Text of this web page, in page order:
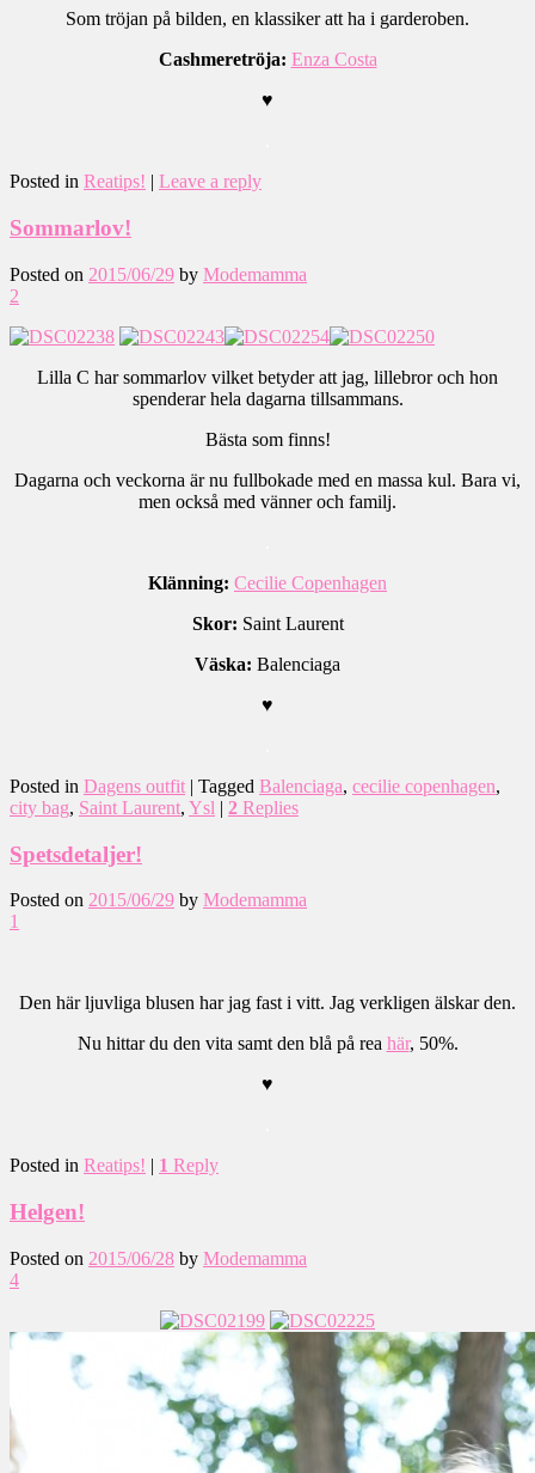
Som tröjan på bilden, en klassiker att ha i garderoben.
Cashmeretröja: Enza Costa
♥
Posted in Reatips! | Leave a reply
Sommarlov!
Posted on 2015/06/29 by Modemamma
2
Lilla C har sommarlov vilket betyder att jag, lillebror och hon
spenderar hela dagarna tillsammans.
Bästa som finns!
Dagarna och veckorna är nu fullbokade med en massa kul. Bara vi,
men också med vänner och familj.
Klänning: Cecilie Copenhagen
Skor: Saint Laurent
Väska: Balenciaga
♥
Posted in Dagens outfit | Tagged Balenciaga, cecilie copenhagen,
city bag, Saint Laurent, Ysl | 2 Replies
Spetsdetaljer!
Posted on 2015/06/29 by Modemamma
1
Den här ljuvliga blusen har jag fast i vitt. Jag verkligen älskar den.
Nu hittar du den vita samt den blå på rea här, 50%.
♥
Posted in Reatips! | 1 Reply
Helgen!
Posted on 2015/06/28 by Modemamma
4